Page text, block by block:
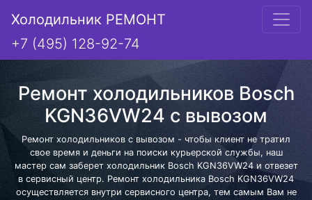
Холодильник РЕМОНТ
+7 (495) 128-92-74
Ремонт холодильников Bosch
KGN36VW24 с вывозом
Ремонт холодильников с вывозом - чтобы клиент не тратил
свое время и деньги на поиски курьерской службы, наш
мастер сам заберет холодильник Bosch KGN36VW24 и отвезет
в сервисный центр. Ремонт холодильника Bosch KGN36VW24
осуществляется внутри сервисного центра, тем самым Вам не